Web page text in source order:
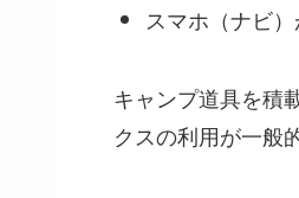
スマホ（ナビ
キャンプ道具を積
クスの利用が一般